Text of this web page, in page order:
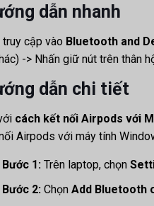
dẫn nhanh
truy cập vào Bluetooth and
-> Nhấn giữ nút trên thân
dẫn chi tiết
cách kết nối Airpods với
Airpods với máy tính
Bước 1: Trên laptop, chọn
Bước 2:ChọnAdd Bluetooth